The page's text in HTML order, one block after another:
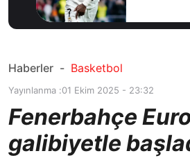
Haberler - Basketbol
Yayınlanma :01 Ekim 2025 - 23:32
Fenerbahçe
galibiyetle